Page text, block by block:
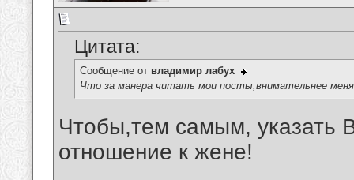
Цитата:
Сообщение от владимир лабух
Что за манера читать мои посты,внимательнее меня
Чтобы,тем самым, указать
отношение к жене!